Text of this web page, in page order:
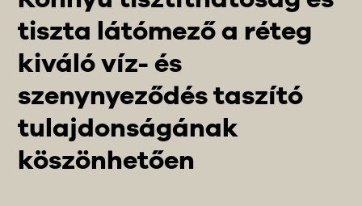
tiszta látómező a réteg
kiváló víz- és
szenynyeződés taszító
tulajdonságának
köszönhetően